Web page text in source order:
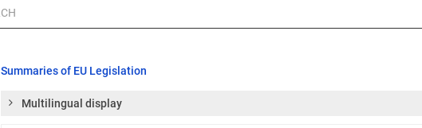
Summaries of EU Legislation
Multilingual display